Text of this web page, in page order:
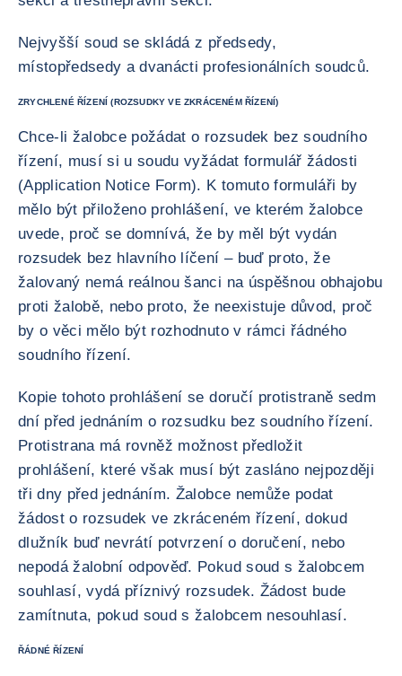
Nejvyšší soud se skládá z předsedy,
místopředsedy a dvanácti profesionálních soudců.
ZRYCHLENÉ ŘÍZENÍ (ROZSUDKY VE ZKRÁCENÉM ŘÍZENÍ)
Chce-li žalobce požádat o rozsudek bez soudního
řízení, musí si u soudu vyžádat formulář žádosti
(Application Notice Form). K tomuto formuláři by
mělo být přiloženo prohlášení, ve kterém žalobce
uvede, proč se domnívá, že by měl být vydán
rozsudek bez hlavního líčení – buď proto, že
žalovaný nemá reálnou šanci na úspěšnou obhajobu
proti žalobě, nebo proto, že neexistuje důvod, proč
by o věci mělo být rozhodnuto v rámci řádného
soudního řízení.
Kopie tohoto prohlášení se doručí protistraně sedm
dní před jednáním o rozsudku bez soudního řízení.
Protistrana má rovněž možnost předložit
prohlášení, které však musí být zasláno nejpozději
tři dny před jednáním. Žalobce nemůže podat
žádost o rozsudek ve zkráceném řízení, dokud
dlužník buď nevrátí potvrzení o doručení, nebo
nepodá žalobní odpověď. Pokud soud s žalobcem
souhlasí, vydá příznivý rozsudek. Žádost bude
zamítnuta, pokud soud s žalobcem nesouhlasí.
ŘÁDNÉ ŘÍZENÍ